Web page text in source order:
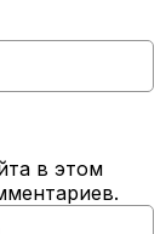
в этом